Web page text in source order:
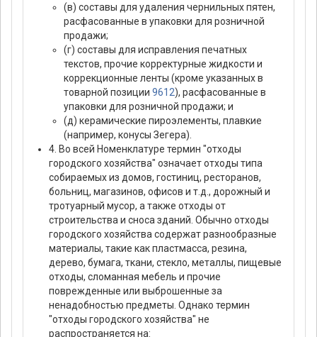
(в) составы для удаления чернильных пятен,
расфасованные в упаковки для розничной
продажи;
(г) составы для исправления печатных
текстов, прочие корректурные жидкости и
коррекционные ленты (кроме указанных в
товарной позиции 9612), расфасованные в
упаковки для розничной продажи; и
(д) керамические пироэлементы, плавкие
(например, конусы Зегера).
4. Во всей Номенклатуре термин "отходы
городского хозяйства" означает отходы типа
собираемых из домов, гостиниц, ресторанов,
больниц, магазинов, офисов и т.д., дорожный и
тротуарный мусор, а также отходы от
строительства и сноса зданий. Обычно отходы
городского хозяйства содержат разнообразные
материалы, такие как пластмасса, резина,
дерево, бумага, ткани, стекло, металлы, пищевые
отходы, сломанная мебель и прочие
поврежденные или выброшенные за
ненадобностью предметы. Однако термин
"отходы городского хозяйства" не
распространяется на: